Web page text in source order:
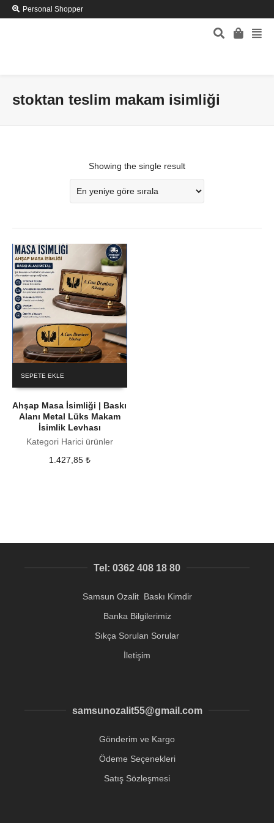
Personal Shopper
stoktan teslim makam isimliği
Showing the single result
SEPETE EKLE
Ahşap Masa İsimliği | Baskı
Alanı Metal Lüks Makam
İsimlik Levhası
Kategori Harici ürünler
1.427,85 ₺
Tel: 0362 408 18 80
Samsun Ozalit Baskı Kimdir
Banka Bilgilerimiz
Sıkça Sorulan Sorular
İletişim
samsunozalit55@gmail.com
Gönderim ve Kargo
Ödeme Seçenekleri
Satış Sözleşmesi